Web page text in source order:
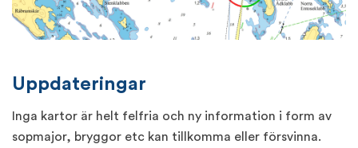
Uppdateringar
Inga kartor är helt felfria och ny information i form av
sopmajor, bryggor etc kan tillkomma eller försvinna.